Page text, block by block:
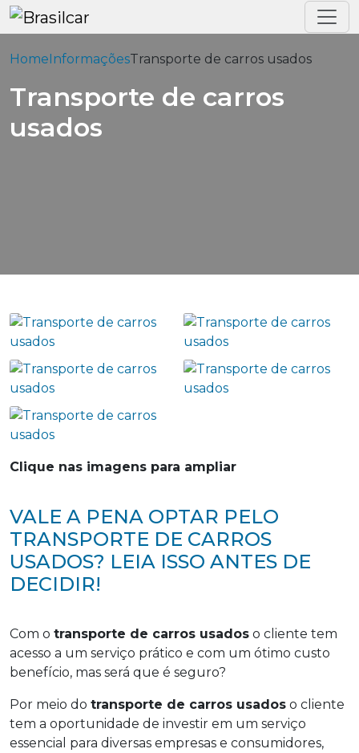
HomeInformaçõesTransporte de carros usados
Transporte de carros
usados
Clique nas imagens para ampliar
VALE A PENA OPTAR PELO
TRANSPORTE DE CARROS
USADOS? LEIA ISSO ANTES DE
DECIDIR!
Com o transporte de carros usados o cliente tem
acesso a um serviço prático e com um ótimo custo
benefício, mas será que é seguro?
Por meio do transporte de carros usados o cliente
tem a oportunidade de investir em um serviço
essencial para diversas empresas e consumidores,